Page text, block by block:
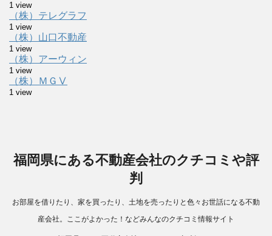
1 view
（株）テレグラフ
1 view
（株）山口不動産
1 view
（株）アーウィン
1 view
（株）ＭＧⅤ
1 view
福岡県にある不動産会社のクチコミや評
判
お部屋を借りたり、家を買ったり、土地を売ったりと色々お世話になる不動
産会社。ここがよかった！などみんなのクチコミ情報サイト